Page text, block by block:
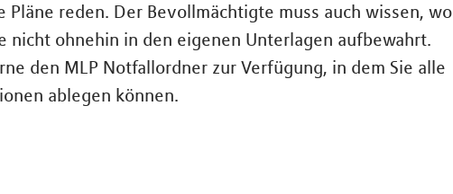
reden. Der Bevollmächtigte muss auch wissen, wo
nicht ohnehin in den eigenen Unterlagen aufbewahrt.
den MLP Notfallordner zur Verfügung, in dem Sie alle
ablegen können.